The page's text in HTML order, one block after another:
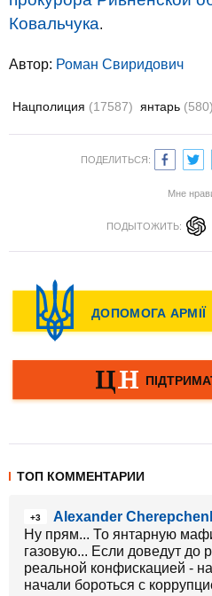
Ковальчука.
Автор: Роман Свиридович
Нацполиция (17587) янтарь (580)
ПОДЕЛИТЬСЯ:
Мне
ПОДЫТОЖИТЬ:
ТОП КОММЕНТАРИИ
+3
Alexander
Ну прям... То янтарную
газовую... Если доведут до
реальной конфискацией -
начали бороться с